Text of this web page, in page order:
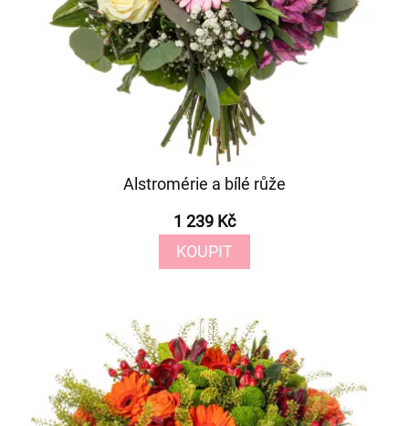
Alstromérie a bílé růže
1 239 Kč
KOUPIT